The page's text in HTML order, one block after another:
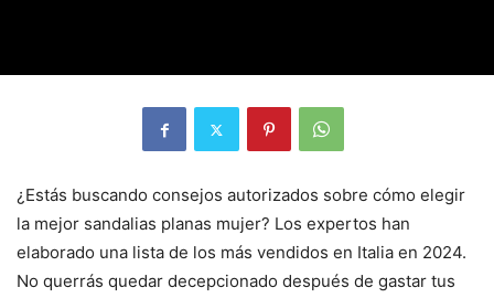
¿Estás buscando consejos autorizados sobre cómo elegir
la mejor sandalias planas mujer? Los expertos han
elaborado una lista de los más vendidos en Italia en 2024.
No querrás quedar decepcionado después de gastar tus